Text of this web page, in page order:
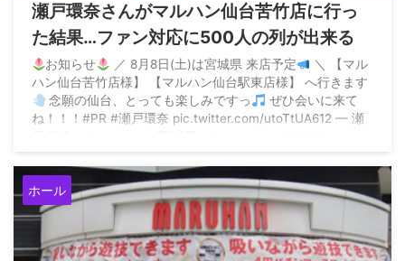
瀬戸環奈さんがマルハン仙台苦竹店に行っ
た結果…ファン対応に500人の列が出来る
お知らせ ／ 8月8日(土)は宮城県 来店予定
＼ 【マル
ハン仙台苦竹店様】 【マルハン仙台駅東店様】 へ行きます
念願の仙台、とっても楽しみですっ
ぜひ会いに来て
ね！！！#PR #瀬戸環奈 pic.twitter.com/utoTtUA612 — 瀬
ホール